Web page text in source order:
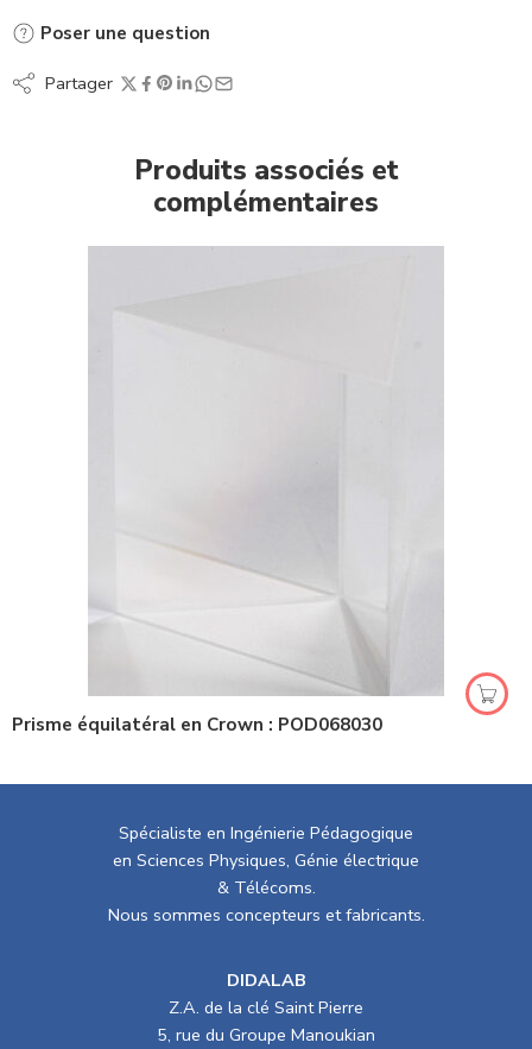
Poser une question
Partager
Produits associés et
complémentaires
Prisme équilatéral en Crown : POD068030
Spécialiste en Ingénierie Pédagogique
en Sciences Physiques, Génie électrique
& Télécoms.
Nous sommes concepteurs et fabricants.
DIDALAB
Z.A. de la clé Saint Pierre
5, rue du Groupe Manoukian